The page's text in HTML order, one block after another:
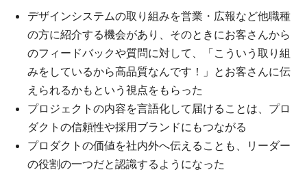
デザインシステムの取り組みを営業・広報など他職種
の方に紹介する機会があり、そのときにお客さんから
のフィードバックや質問に対して、「こういう取り組
みをしているから高品質なんです！」とお客さんに伝
えられるかもという視点をもらった
プロジェクトの内容を言語化して届けることは、プロ
ダクトの信頼性や採用ブランドにもつながる
プロダクトの価値を社内外へ伝えることも、リーダー
の役割の一つだと認識するようになった